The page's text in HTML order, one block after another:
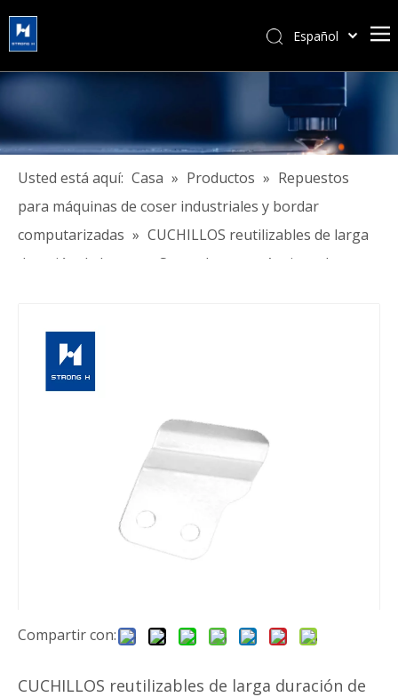
Español
Türk dili
Tiếng Việt
Português
Pусский
Français
Usted está aquí: Casa » Productos » Repuestos
para máquinas de coser industriales y bordar
computarizadas » CUCHILLOS reutilizables de larga
duración de la marca Strongh para máquinas de
Compartir con:
CUCHILLOS reutilizables de larga duración de